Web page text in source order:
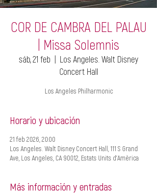
COR DE CAMBRA DEL PALAU
| Missa Solemnis
sáb, 21 feb
  |
Los Angeles. Walt Disney
Concert Hall
Los Angeles Philharmonic
Horario y ubicación
21 feb 2026, 20:00
Los Angeles. Walt Disney Concert Hall, 111 S Grand
Ave, Los Angeles, CA 90012, Estats Units d'Amèrica
Más información y entradas